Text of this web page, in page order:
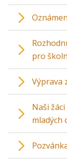
pro
Výprava
Naši
mladých